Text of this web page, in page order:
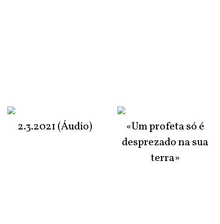
2.3.2021 (Áudio)
«Um profeta só é
desprezado na sua
terra»